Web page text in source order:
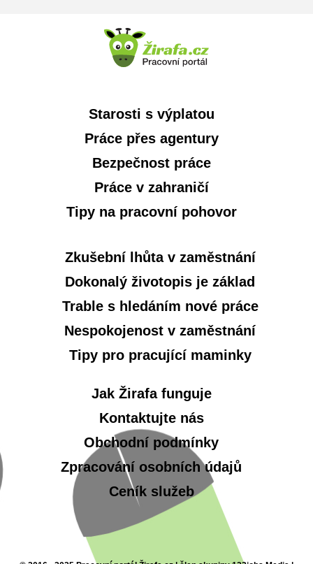
Starosti s výplatou
Práce přes agentury
Bezpečnost práce
Práce v zahraničí
Tipy na pracovní pohovor
Zkušební lhůta v zaměstnání
Dokonalý životopis je základ
Trable s hledáním nové práce
Nespokojenost v zaměstnání
Tipy pro pracující maminky
Jak Žirafa funguje
Kontaktujte nás
Obchodní podmínky
Zpracování osobních údajů
Ceník služeb